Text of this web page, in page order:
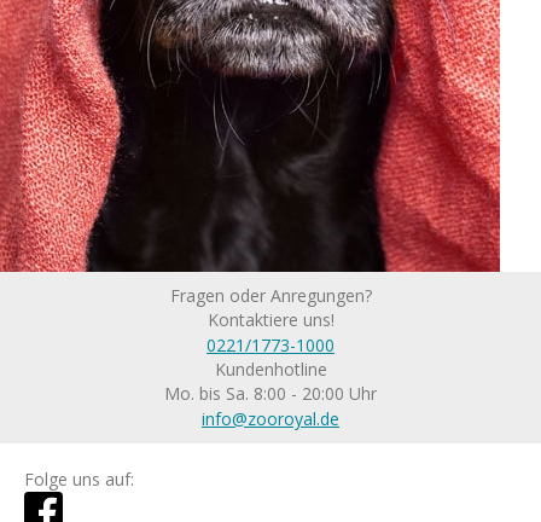
Fragen oder Anregungen?
Kontaktiere uns!
0221/1773-1000
Kundenhotline
Mo. bis Sa. 8:00 - 20:00 Uhr
info@zooroyal.de
Folge uns auf: